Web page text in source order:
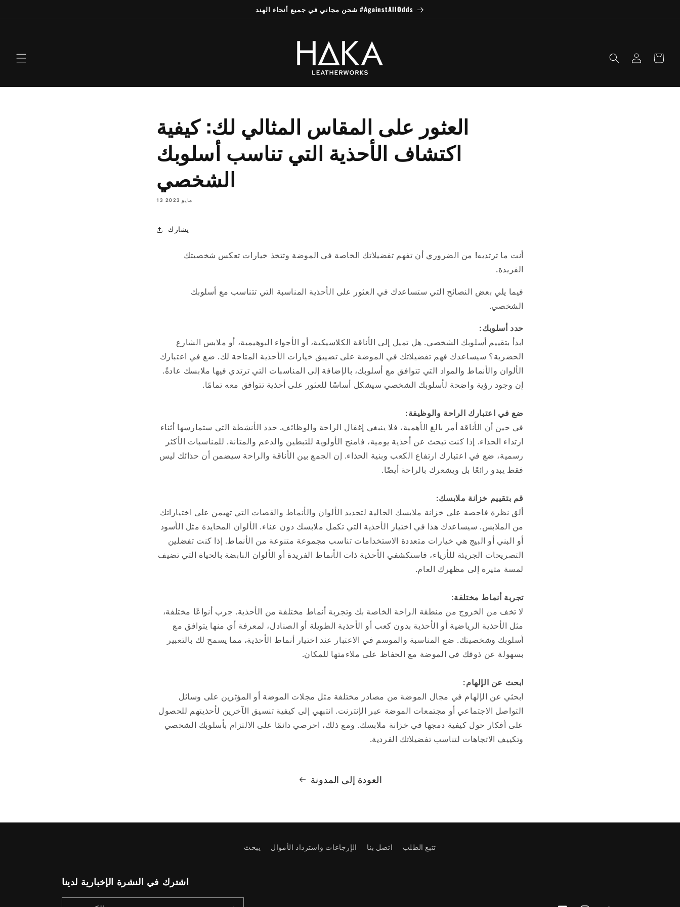
شحن مجاني في جميع أنحاء الهند #AgainstAllOdds
الدخول
العربة
العثور على المقاس المثالي لك: كيفية
اكتشاف الأحذية التي تناسب أسلوبك
الشخصي
13 مايو 2023
يشارك
أنت ما ترتديه! من الضروري أن تفهم تفضيلاتك الخاصة في الموضة وتتخذ خيارات تعكس شخصيتك
الفريدة.
فيما يلي بعض النصائح التي ستساعدك في العثور على الأحذية المناسبة التي تتناسب مع أسلوبك
الشخصي.
حدد أسلوبك:
ابدأ بتقييم أسلوبك الشخصي. هل تميل إلى الأناقة الكلاسيكية، أو الأجواء البوهيمية، أو ملابس الشارع
الحضرية؟ سيساعدك فهم تفضيلاتك في الموضة على تضييق خيارات الأحذية المتاحة لك. ضع في اعتبارك
الألوان والأنماط والمواد التي تتوافق مع أسلوبك، بالإضافة إلى المناسبات التي ترتدي فيها ملابسك عادةً.
إن وجود رؤية واضحة لأسلوبك الشخصي سيشكل أساسًا للعثور على أحذية تتوافق معه تمامًا.
ضع في اعتبارك الراحة والوظيفة:
في حين أن الأناقة أمر بالغ الأهمية، فلا ينبغي إغفال الراحة والوظائف. حدد الأنشطة التي ستمارسها أثناء
ارتداء الحذاء. إذا كنت تبحث عن أحذية يومية، فامنح الأولوية للتبطين والدعم والمتانة. للمناسبات الأكثر
رسمية، ضع في اعتبارك ارتفاع الكعب وبنية الحذاء. إن الجمع بين الأناقة والراحة سيضمن أن حذائك ليس
فقط يبدو رائعًا بل ويشعرك بالراحة أيضًا.
قم بتقييم خزانة ملابسك:
ألق نظرة فاحصة على خزانة ملابسك الحالية لتحديد الألوان والأنماط والقصات التي تهيمن على اختياراتك
من الملابس. سيساعدك هذا في اختيار الأحذية التي تكمل ملابسك دون عناء. الألوان المحايدة مثل الأسود
أو البني أو البيج هي خيارات متعددة الاستخدامات تناسب مجموعة متنوعة من الأنماط. إذا كنت تفضلين
التصريحات الجريئة للأزياء، فاستكشفي الأحذية ذات الأنماط الفريدة أو الألوان النابضة بالحياة التي تضيف
لمسة مثيرة إلى مظهرك العام.
تجربة أنماط مختلفة:
لا تخف من الخروج من منطقة الراحة الخاصة بك وتجربة أنماط مختلفة من الأحذية. جرب أنواعًا مختلفة،
مثل الأحذية الرياضية أو الأحذية بدون كعب أو الأحذية الطويلة أو الصنادل، لمعرفة أي منها يتوافق مع
أسلوبك وشخصيتك. ضع المناسبة والموسم في الاعتبار عند اختيار أنماط الأحذية، مما يسمح لك بالتعبير
بسهولة عن ذوقك في الموضة مع الحفاظ على ملاءمتها للمكان.
ابحث عن الإلهام:
ابحثي عن الإلهام في مجال الموضة من مصادر مختلفة مثل مجلات الموضة أو المؤثرين على وسائل
التواصل الاجتماعي أو مجتمعات الموضة عبر الإنترنت. انتبهي إلى كيفية تنسيق الآخرين لأحذيتهم للحصول
على أفكار حول كيفية دمجها في خزانة ملابسك. ومع ذلك، احرصي دائمًا على الالتزام بأسلوبك الشخصي
وتكييف الاتجاهات لتناسب تفضيلاتك الفردية.
العودة إلى المدونة
يبحث الإرجاعات واسترداد الأموال اتصل بنا تتبع الطلب
اشترك في النشرة الإخبارية لدينا